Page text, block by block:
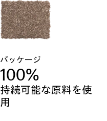
パッケージ
100%
持続可能な原料を使
用